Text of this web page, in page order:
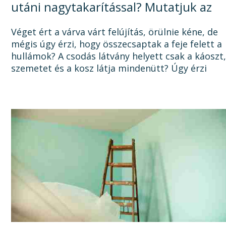
utáni nagytakarítással? Mutatjuk az
okát, és a megoldást!
Véget ért a várva várt felújítás, örülnie kéne, de
mégis úgy érzi, hogy összecsaptak a feje felett a
hullámok? A csodás látvány helyett csak a káoszt,
szemetet és a kosz látja mindenütt? Úgy érzi